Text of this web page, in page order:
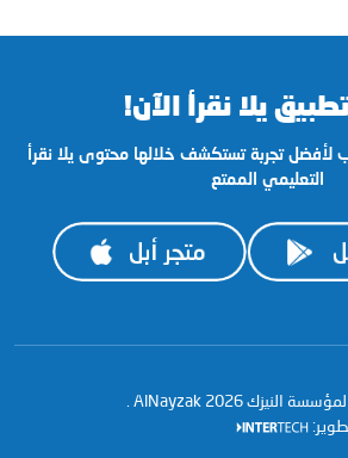
يلا نقرأ الآن!
ﻷﻓﻀﻞ ﺗﺠﺮﺑﺔ ﺗﺴﺘﻜﺸﻒ ﺧﻼﻟﻬﺎ ﻣﺤﺘﻮﻯ ﻳﻼ نقرأ
اﻟﺘﻌﻠﻴﻤﻲ اﻟﻤﻤﺘﻊ
النيزك AlNayzak 2026 .